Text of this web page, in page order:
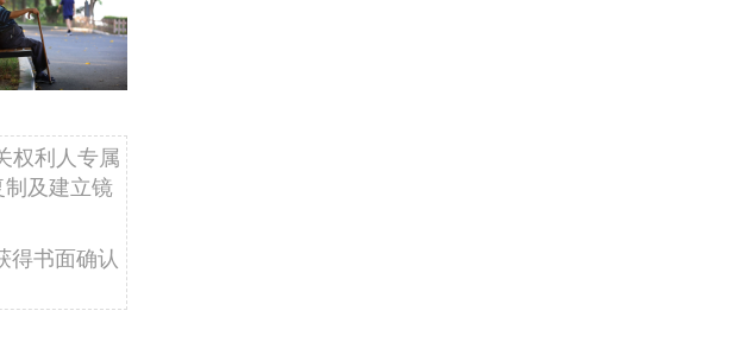
权利人专属
及建立镜
得书面确认